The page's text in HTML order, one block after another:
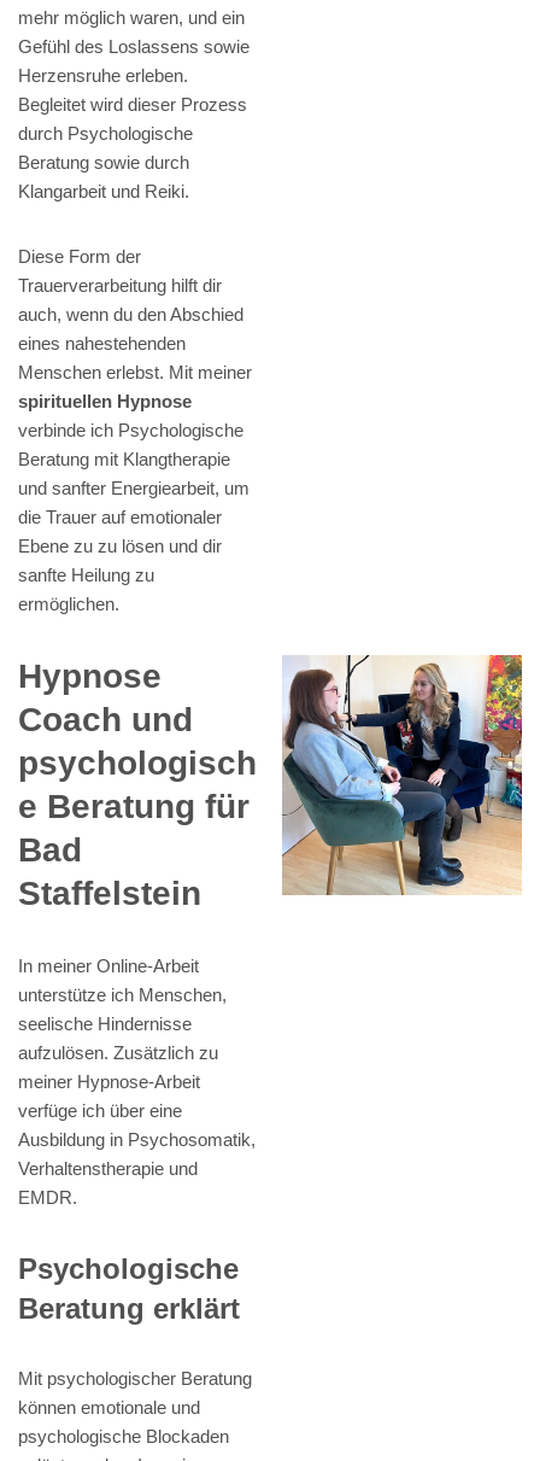
mehr möglich waren, und ein
Gefühl des Loslassens sowie
Herzensruhe erleben.
Begleitet wird dieser Prozess
durch Psychologische
Beratung sowie durch
Klangarbeit und Reiki.
Diese Form der
Trauerverarbeitung hilft dir
auch, wenn du den Abschied
eines nahestehenden
Menschen erlebst. Mit meiner
spirituellen Hypnose
verbinde ich Psychologische
Beratung mit Klangtherapie
und sanfter Energiearbeit, um
die Trauer auf emotionaler
Ebene zu zu lösen und dir
sanfte Heilung zu
ermöglichen.
Hypnose
Coach und
psychologisch
e Beratung für
Bad
Staffelstein
In meiner Online-Arbeit
unterstütze ich Menschen,
seelische Hindernisse
aufzulösen. Zusätzlich zu
meiner Hypnose-Arbeit
verfüge ich über eine
Ausbildung in Psychosomatik,
Verhaltenstherapie und
EMDR.
Psychologische
Beratung erklärt
Mit psychologischer Beratung
können emotionale und
psychologische Blockaden